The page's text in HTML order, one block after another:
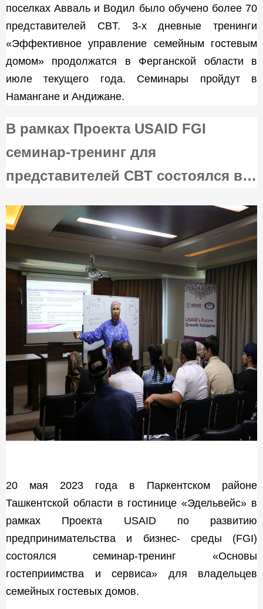
поселках Авваль и Водил было обучено более 70
представителей CBT. 3-х дневные тренинги
«Эффективное управление семейным гостевым
домом» продолжатся в Ферганской области в
июле текущего года. Семинары пройдут в
Намангане и Андижане.
В рамках Проекта USAID FGI
семинар-тренинг для
представителей CBT состоялся в
20 мая 2023 года в Паркентском районе
Ташкентской области в гостинице «Эдельвейс» в
рамках Проекта USAID по развитию
предпринимательства и бизнес- среды (FGI)
состоялся семинар-тренинг «Основы
гостеприимства и сервиса» для владельцев
семейных гостевых домов.